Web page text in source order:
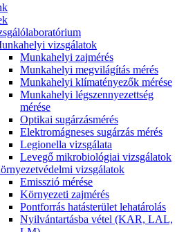
vizsgálatok
Munkahelyi zajmérés
Munkahelyi megvilágítás mérés
Munkahelyi klímatényezők mérése
Munkahelyi légszennyezettség
mérése
Optikai sugárzásmérés
Elektromágneses sugárzás mérés
Legionella vizsgálata
Levegő mikrobiológiai vizsgálatok
vizsgálatok
Emisszió mérése
Környezeti zajmérés
Pontforrás hatásterület lehatárolás
Nyilvántartásba vétel (KAR, LAL,